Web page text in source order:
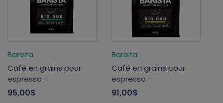
Barista
Café en grains pour
espresso -
95,00$
Barista
Café en grains pour
espresso -
91,00$